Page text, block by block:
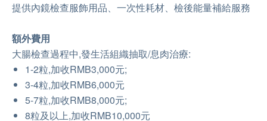
提供內鏡檢查服飾用品、一次性耗材、檢後能量補給服務
額外費用
大腸檢查過程中,發生活組織抽取/息肉治療:
1-2粒,加收RMB3,000元;
3-4粒,加收RMB6,000元
5-7粒,加收RMB8,000元;
8粒及以上,加收RMB10,000元